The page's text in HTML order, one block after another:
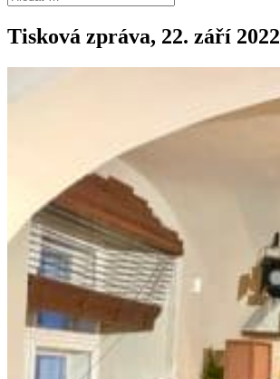
Tisková zpráva, 22. září 2022